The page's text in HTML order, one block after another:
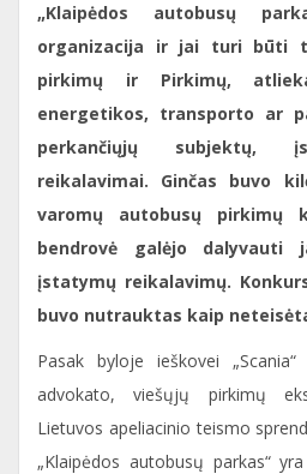
„Klaipėdos autobusų
organizacija ir jai turi būti
pirkimų ir Pirkimų,
energetikos, transporto ar
perkančiųjų subjektų,
reikalavimai. Ginčas buvo
varomų autobusų pirkimų
bendrovė galėjo dalyvauti
įstatymų reikalavimų.
buvo nutrauktas kaip
Pasak byloje ieškovei
advokato, viešųjų pirkimų
Lietuvos apeliacinio teismo
„Klaipėdos autobusų parkas“